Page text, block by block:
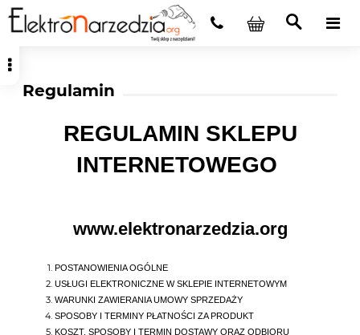
Regulamin
REGULAMIN SKLEPU
INTERNETOWEGO
www.elektronarzedzia.org
POSTANOWIENIA OGÓLNE
USŁUGI ELEKTRONICZNE W SKLEPIE INTERNETOWYM
WARUNKI ZAWIERANIA UMOWY SPRZEDAŻY
SPOSOBY I TERMINY PŁATNOŚCI ZA PRODUKT
KOSZT, SPOSOBY I TERMIN DOSTAWY ORAZ ODBIORU